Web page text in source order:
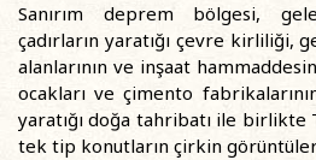
Sanırım deprem bölgesi,
çadırların yaratığı çevre kirliliği,
alanlarının ve inşaat
ocakları ve çimento
yaratığı doğa tahribatı ile birlikte
tek tip konutların çirkin